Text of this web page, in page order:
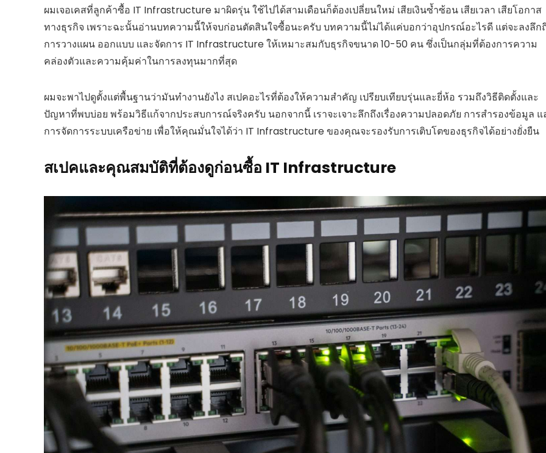
ผมเจอเคสที่ลูกค้าซื้อ IT Infrastructure มาผิดรุ่น ใช้ไปได้สามเดือนก็ต้องเปลี่ยนใหม่ เสียเงินซ้ำซ้อน เสียเวลา เสียโอกาส
ทางธุรกิจ เพราะฉะนั้นอ่านบทความนี้ให้จบก่อนตัดสินใจซื้อนะครับ บทความนี้ไม่ได้แค่บอกว่าอุปกรณ์อะไรดี แต่จะลงลึก
การวางแผน ออกแบบ และจัดการ IT Infrastructure ให้เหมาะสมกับธุรกิจขนาด 10-50 คน ซึ่งเป็นกลุ่มที่ต้องการความ
คล่องตัวและความคุ้มค่าในการลงทุนมากที่สุด
ผมจะพาไปดูตั้งแต่พื้นฐานว่ามันทำงานยังไง สเปคอะไรที่ต้องให้ความสำคัญ เปรียบเทียบรุ่นและยี่ห้อ รวมถึงวิธีติดตั้งและ
ปัญหาที่พบบ่อย พร้อมวิธีแก้จากประสบการณ์จริงครับ นอกจากนี้ เราจะเจาะลึกถึงเรื่องความปลอดภัย การสำรองข้อมูล แ
การจัดการระบบเครือข่าย เพื่อให้คุณมั่นใจได้ว่า IT Infrastructure ของคุณจะรองรับการเติบโตของธุรกิจได้อย่างยั่งยืน
สเปคและคุณสมบัติที่ต้องดูก่อนซื้อ IT Infrastructure